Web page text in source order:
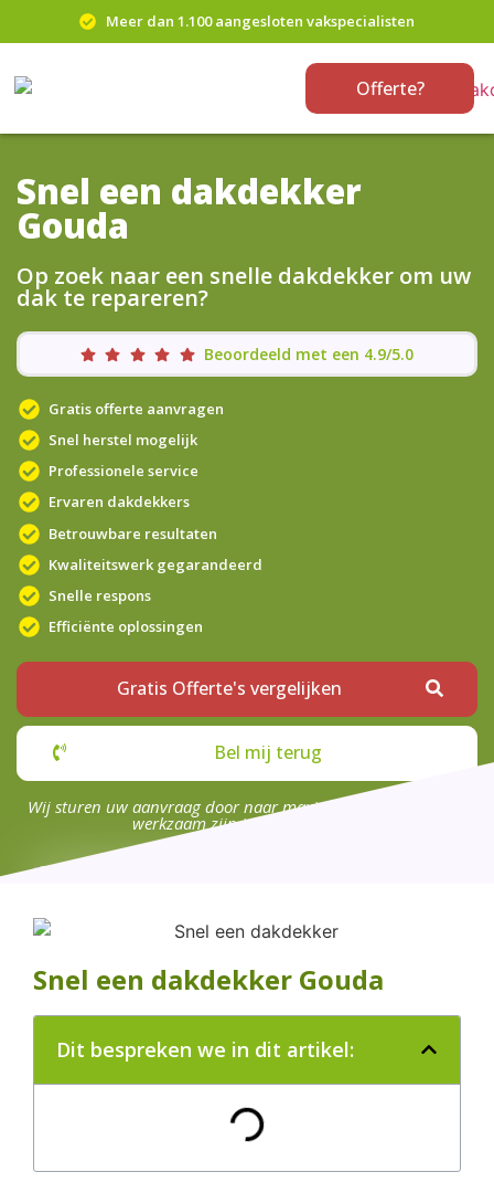
Meer dan 1.100 aangesloten vakspecialisten
Offerte?
Snel een dakdekker
Gouda
Op zoek naar een snelle dakdekker om uw
dak te repareren?
Beoordeeld met een 4.9/5.0
Gratis offerte aanvragen
Snel herstel mogelijk
Professionele service
Ervaren dakdekkers
Betrouwbare resultaten
Kwaliteitswerk gegarandeerd
Snelle respons
Efficiënte oplossingen
Gratis Offerte's vergelijken
Bel mij terug
Wij sturen uw aanvraag door naar maximaal 4 bedrijven die
werkzaam zijn in uw omgeving.
Snel een dakdekker Gouda
Dit bespreken we in dit artikel: